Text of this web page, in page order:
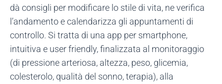
dà consigli per modificare lo stile di vita, ne verifica
l’andamento e calendarizza gli appuntamenti di
controllo. Si tratta di una app per smartphone,
intuitiva e user friendly, finalizzata al monitoraggio
(di pressione arteriosa, altezza, peso, glicemia,
colesterolo, qualità del sonno, terapia), alla